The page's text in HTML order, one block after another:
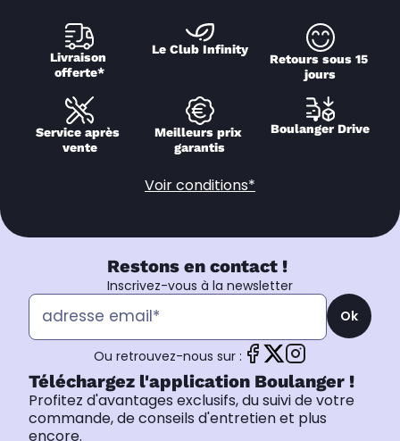
Livraison
offerte*
Le Club Infinity
Retours sous 15
jours
Service après
vente
Meilleurs prix
garantis
Boulanger Drive
Voir conditions*
Restons en contact !
Inscrivez-vous à la newsletter
Ok
Ou retrouvez-nous sur :
Téléchargez l'application Boulanger !
Profitez d'avantages exclusifs, du suivi de votre
commande, de conseils d'entretien et plus
encore.